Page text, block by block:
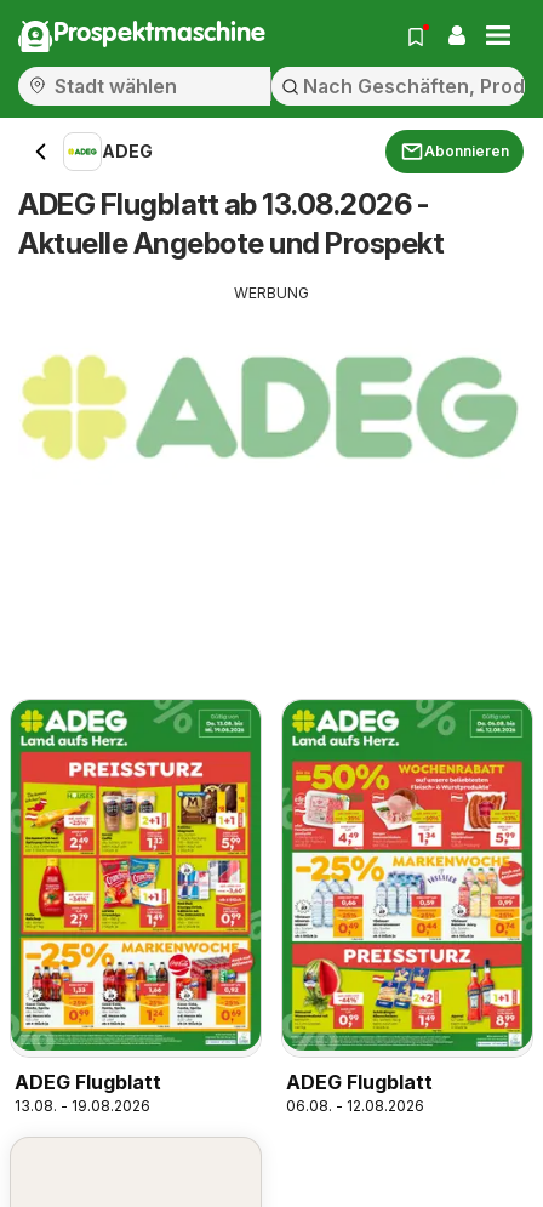
Prospektmaschine
ADEG Abonnieren
ADEG Flugblatt ab 13.08.2026 -
Aktuelle Angebote und Prospekt
WERBUNG
ADEG Flugblatt
13.08. - 19.08.2026
ADEG Flugblatt
06.08. - 12.08.2026